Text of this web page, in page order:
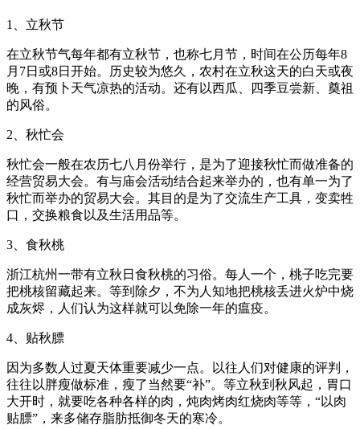
1、立秋节
在立秋节气每年都有立秋节，也称七月节，时间在公历每年8
月7日或8日开始。历史较为悠久，农村在立秋这天的白天或夜
晚，有预卜天气凉热的活动。还有以西瓜、四季豆尝新、奠祖
的风俗。
2、秋忙会
秋忙会一般在农历七八月份举行，是为了迎接秋忙而做准备的
经营贸易大会。有与庙会活动结合起来举办的，也有单一为了
秋忙而举办的贸易大会。其目的是为了交流生产工具，变卖牲
口，交换粮食以及生活用品等。
3、食秋桃
浙江杭州一带有立秋日食秋桃的习俗。每人一个，桃子吃完要
把桃核留藏起来。等到除夕，不为人知地把桃核丢进火炉中烧
成灰烬，人们认为这样就可以免除一年的瘟疫。
4、贴秋膘
因为多数人过夏天体重要减少一点。以往人们对健康的评判，
往往以胖瘦做标准，瘦了当然要“补”。等立秋到秋风起，胃口
大开时，就要吃各种各样的肉，炖肉烤肉红烧肉等等，“以肉
贴膘”，来多储存脂肪抵御冬天的寒冷。